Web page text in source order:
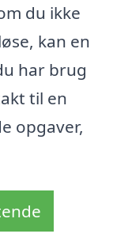
du ikke
kan en
har brug
til en
opgaver,